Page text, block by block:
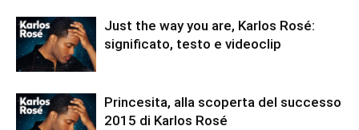
Just the way you are, Karlos Rosé:
significato, testo e videoclip
Princesita, alla scoperta del successo
2015 di Karlos Rosé